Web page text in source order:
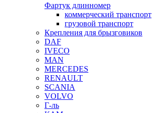
Фартук длинномер
коммерческий транспорт
грузовой транспорт
Крепления для брызговиков
DAF
IVECO
MAN
MERCEDES
RENAULT
SCANIA
VOLVO
Г-ль